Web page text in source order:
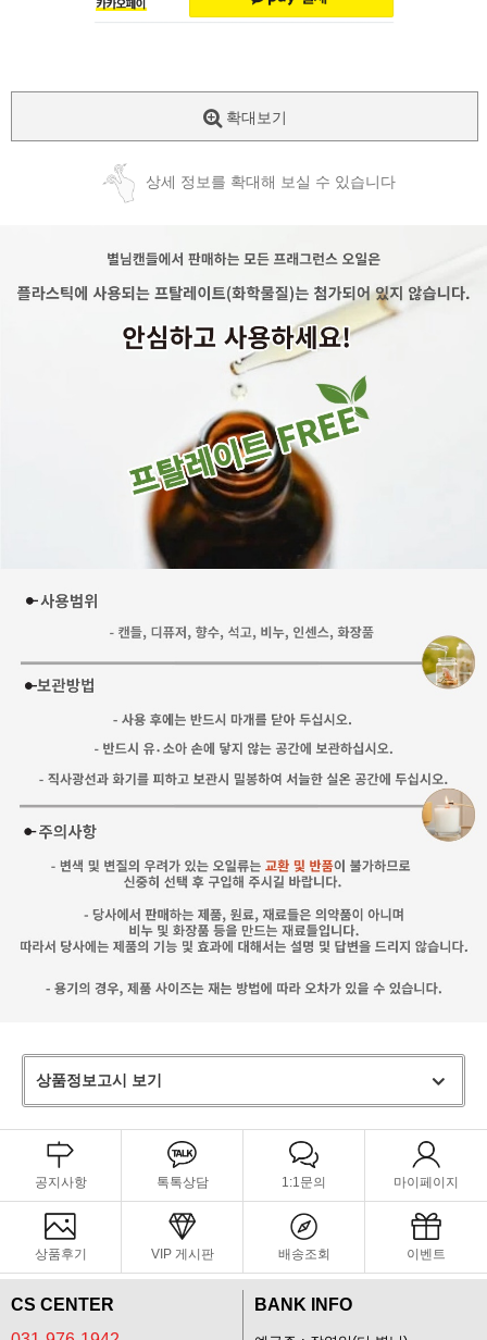
확대보기
상세 정보를 확대해 보실 수 있습니다
상품정보고시 보기
공지사항 톡톡상담 1:1문의 마이페이지
상품후기 VIP 게시판 배송조회 이벤트
CS CENTER
BANK INFO